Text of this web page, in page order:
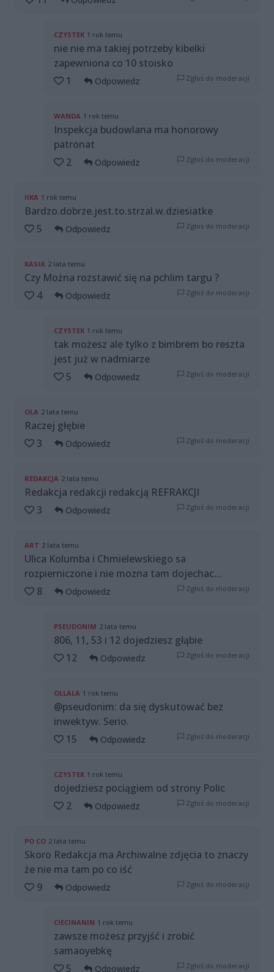
CZYSTEK 1 rok temu
nie nie ma takiej potrzeby kibelki
zapewniona co 10 stoisko
1
Odpowiedz Zgłoś do moderacji
WANDA 1 rok temu
Inspekcja budowlana ma honorowy
patronat
2
Odpowiedz Zgłoś do moderacji
IIKA 1 rok temu
Bardzo.dobrze.jest.to.strzal.w.dziesiatke
5
Odpowiedz Zgłoś do moderacji
KASIA 2 lata temu
Czy Można rozstawić się na pchlim targu ?
4
Odpowiedz Zgłoś do moderacji
CZYSTEK 1 rok temu
tak możesz ale tylko z bimbrem bo reszta
jest już w nadmiarze
5
Odpowiedz Zgłoś do moderacji
OLA 2 lata temu
Raczej głębie
3
Odpowiedz Zgłoś do moderacji
REDAKCJA 2 lata temu
Redakcja redakcji redakcją REFRAKCJI
3
Odpowiedz Zgłoś do moderacji
ART 2 lata temu
Ulica Kolumba i Chmielewskiego sa
rozpierniczone i nie mozna tam dojechac...
8
Odpowiedz Zgłoś do moderacji
PSEUDONIM 2 lata temu
806, 11, 53 i 12 dojedziesz głąbie
12
Odpowiedz Zgłoś do moderacji
OLLALA 1 rok temu
@pseudonim: da się dyskutować bez
inwektyw. Serio.
15
Odpowiedz Zgłoś do moderacji
CZYSTEK 1 rok temu
dojedziesz pociągiem od strony Polic
2
Odpowiedz Zgłoś do moderacji
PO CO 2 lata temu
Skoro Redakcja ma Archiwalne zdjęcia to znaczy
że nie ma tam po co iść
9
Odpowiedz Zgłoś do moderacji
CIECINANIN 1 rok temu
zawsze możesz przyjść i zrobić
samaoyebkę
5
Odpowiedz Zgłoś do moderacji